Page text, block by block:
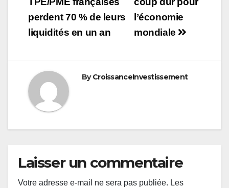
l’article
l’économie
mondiale
perdent 70 % de leurs
liquidités en un an
ByCroissanceInvestissement
Laisser un commentaire
Votre adresse e-mail ne sera pas publiée. Les